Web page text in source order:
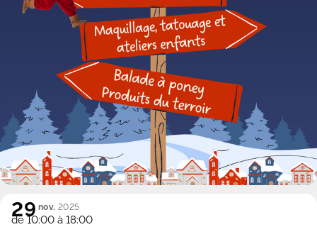
29nov. 2025
de 10:00 à 18:00